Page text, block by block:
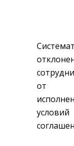
от
условий